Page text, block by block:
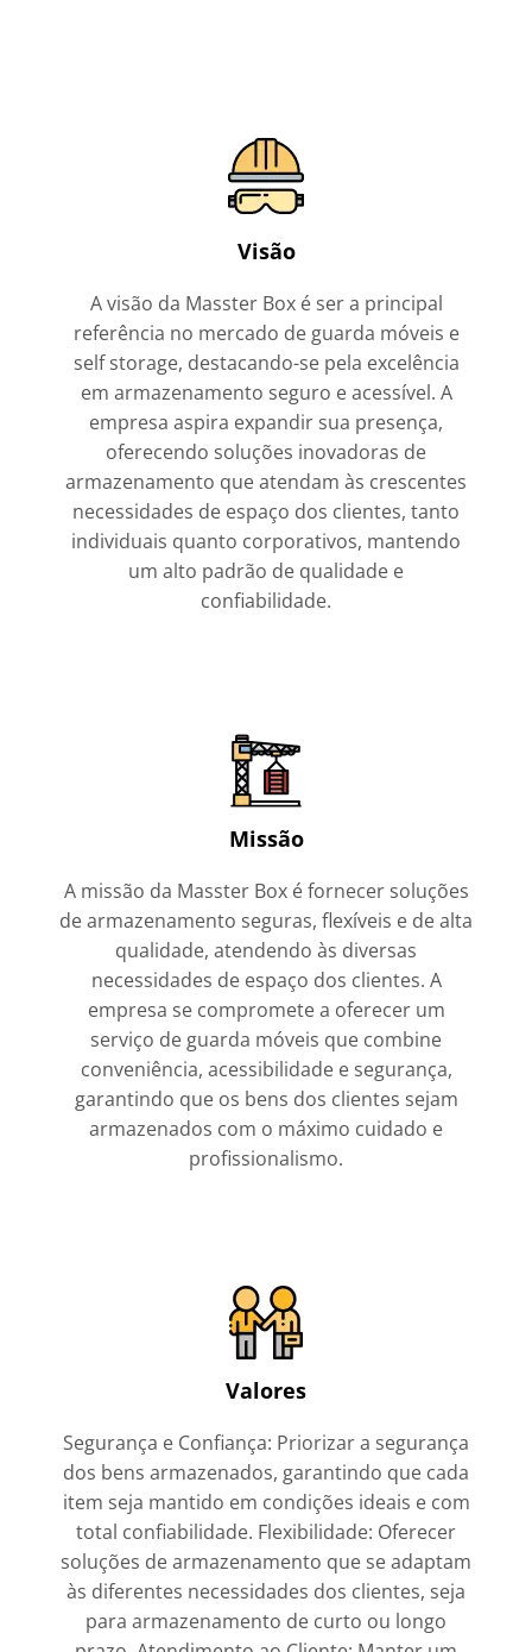
Visão
A visão da Masster Box é ser a principal
referência no mercado de guarda móveis e
self storage, destacando-se pela excelência
em armazenamento seguro e acessível. A
empresa aspira expandir sua presença,
oferecendo soluções inovadoras de
armazenamento que atendam às crescentes
necessidades de espaço dos clientes, tanto
individuais quanto corporativos, mantendo
um alto padrão de qualidade e
confiabilidade.
Missão
A missão da Masster Box é fornecer soluções
de armazenamento seguras, flexíveis e de alta
qualidade, atendendo às diversas
necessidades de espaço dos clientes. A
empresa se compromete a oferecer um
serviço de guarda móveis que combine
conveniência, acessibilidade e segurança,
garantindo que os bens dos clientes sejam
armazenados com o máximo cuidado e
profissionalismo.
Valores
Segurança e Confiança: Priorizar a segurança
dos bens armazenados, garantindo que cada
item seja mantido em condições ideais e com
total confiabilidade. Flexibilidade: Oferecer
soluções de armazenamento que se adaptam
às diferentes necessidades dos clientes, seja
para armazenamento de curto ou longo